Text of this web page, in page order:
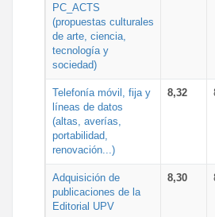
PC_ACTS
(propuestas culturales
de arte, ciencia,
tecnología y
sociedad)
Telefonía móvil, fija y
líneas de datos
(altas, averías,
portabilidad,
renovación...)
8,32
Adquisición de
publicaciones de la
Editorial UPV
8,30